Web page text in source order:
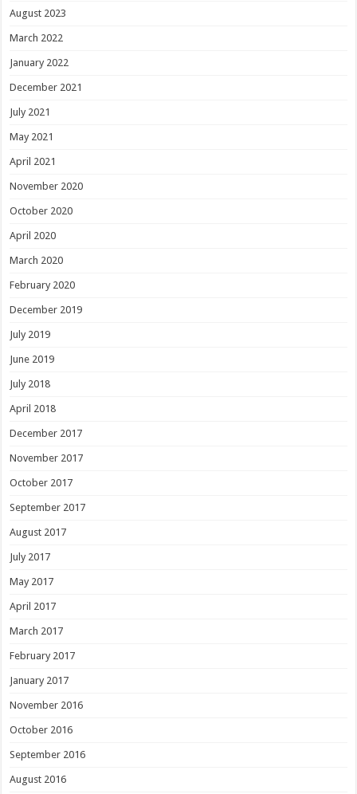
August 2023
March 2022
January 2022
December 2021
July 2021
May 2021
April 2021
November 2020
October 2020
April 2020
March 2020
February 2020
December 2019
July 2019
June 2019
July 2018
April 2018
December 2017
November 2017
October 2017
September 2017
August 2017
July 2017
May 2017
April 2017
March 2017
February 2017
January 2017
November 2016
October 2016
September 2016
August 2016